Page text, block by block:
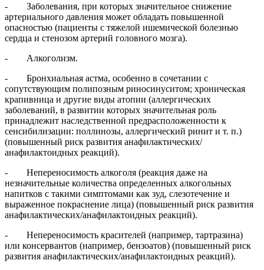
- Заболевания, при которых значительное снижение
артериального давления может обладать повышенной
опасностью (пациенты с тяжелой ишемической болезнью
сердца и стенозом артерий головного мозга).
- Алкоголизм.
- Бронхиальная астма, особенно в сочетании с
сопутствующим полипозным риносинуситом; хроническая
крапивница и другие виды атопии (аллергических
заболеваний, в развитии которых значительная роль
принадлежит наследственной предрасположенности к
сенсибилизации: поллинозы, аллергический ринит и т. п.)
(повышенный риск развития анафилактических/
анафилактоидных реакций).
- Непереносимость алкоголя (реакция даже на
незначительные количества определенных алкогольных
напитков с такими симптомами как зуд, слезотечение и
выраженное покраснение лица) (повышенный риск развития
анафилактических/анафилактоидных реакций).
- Непереносимость красителей (например, тартразина)
или консервантов (например, бензоатов) (повышенный риск
развития анафилактических/анафилактоидных реакций).